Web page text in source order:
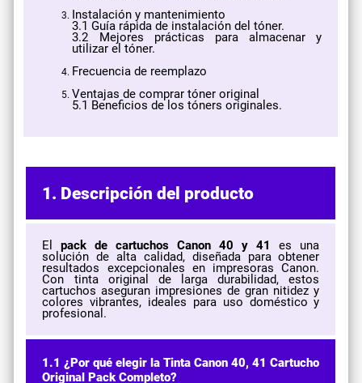
Instalación y mantenimiento
3.1 Guía rápida de instalación del tóner.
3.2 Mejores prácticas para almacenar y
utilizar el tóner.
Frecuencia de reemplazo
Ventajas de comprar tóner original
5.1 Beneficios de los tóners originales.
1. Descripción del producto
Elpack de cartuchos Canon 40 y 41 es una
solución de alta calidad, diseñada para obtener
resultados excepcionales en impresoras Canon.
Con tinta original de larga durabilidad, estos
cartuchos aseguran impresiones de gran nitidez y
colores vibrantes, ideales para uso doméstico y
profesional.
1.1 ¿Por qué elegir la Tinta Canon 40, 41 Cartucho
Original Pack Completo?